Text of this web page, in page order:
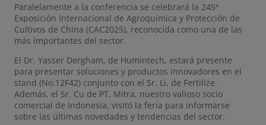
Paralelamente a la conferencia se celebrará la 245ª
Exposición Internacional de Agroquímica y Protección de
Cultivos de China (CAC2025), reconocida como una de las
más importantes del sector.
El Dr. Yasser Dergham, de Humintech, estará presente
para presentar soluciones y productos innovadores en el
stand (No.12F42) conjunto con el Sr. Li, de Fertilize.
Además, el Sr. Cu de PT. Mitra, nuestro valioso socio
comercial de Indonesia, visitó la feria para informarse
sobre las últimas novedades y tendencias del sector.